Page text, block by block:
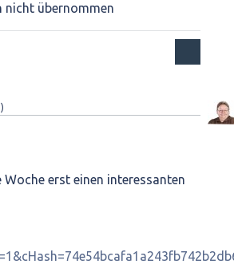
nicht übernommen
erst einen interessanten